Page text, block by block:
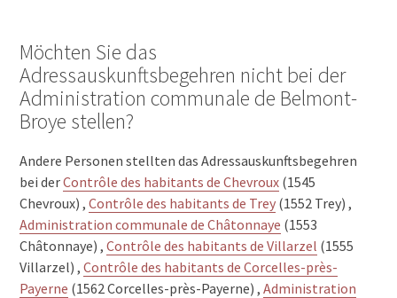
Möchten Sie das
Adressauskunftsbegehren nicht bei der
Administration communale de Belmont-
Broye stellen?
Andere Personen stellten das Adressauskunftsbegehren
bei derContrôle des habitants de Chevroux (1545
Chevroux) ,Contrôle des habitants de Trey (1552 Trey) ,
Administration communale de Châtonnaye (1553
Châtonnaye) ,Contrôle des habitants de Villarzel (1555
Villarzel) ,Contrôle des habitants de Corcelles-près-
Payerne (1562 Corcelles-près-Payerne) ,Administration